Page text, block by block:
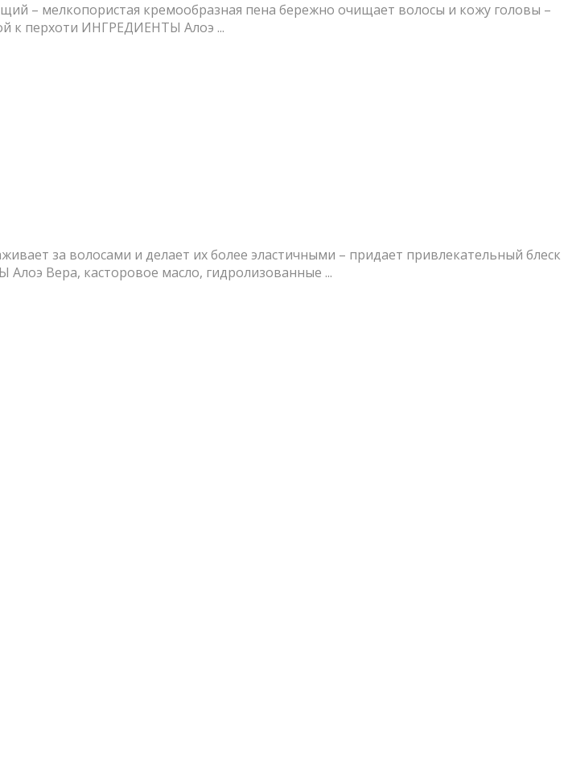
– мелкопористая кремообразная пена бережно очищает волосы и кожу головы –
к перхоти ИНГРЕДИЕНТЫ Алоэ ...
за волосами и делает их более эластичными – придает привлекательный блеск
Вера, касторовое масло, гидролизованные ...